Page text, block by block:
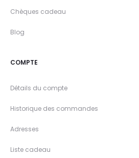
Chèques cadeau
Blog
COMPTE
Détails du compte
Historique des commandes
Adresses
Liste cadeau